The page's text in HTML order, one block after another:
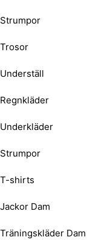
Strumpor
Trosor
Underställ
Regnkläder
Underkläder
Strumpor
T-shirts
Jackor Dam
Träningskläder Dam